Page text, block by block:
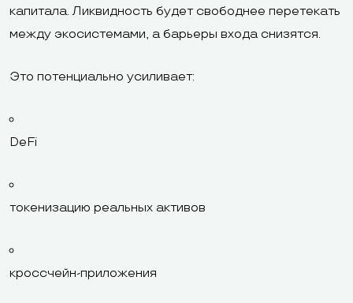
капитала. Ликвидность будет свободнее перетекать
между экосистемами, а барьеры входа снизятся.
Это потенциально усиливает:
DeFi
токенизацию реальных активов
кроссчейн-приложения